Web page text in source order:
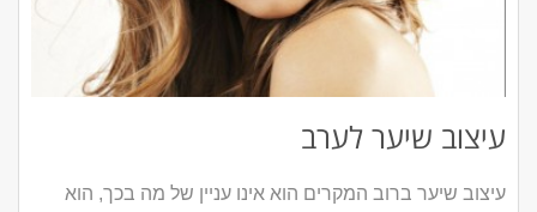
עיצוב שיער לערב
עיצוב שיער ברוב המקרים הוא אינו עניין של מה בכך, הוא